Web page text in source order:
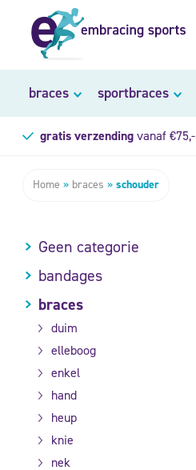
braces sportbraces
gratis verzendingvanaf €75,-
Home » braces » schouder
Geen categorie
bandages
braces
duim
elleboog
enkel
hand
heup
knie
nek